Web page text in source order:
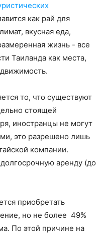
как рай для
вкусная еда,
жизнь - все
Таиланда как места,
то, что существуют
стоящей
иностранцы не могут
это разрешено лишь
компании.
аренду (до
приобретать
но не более 49%
По этой причине на